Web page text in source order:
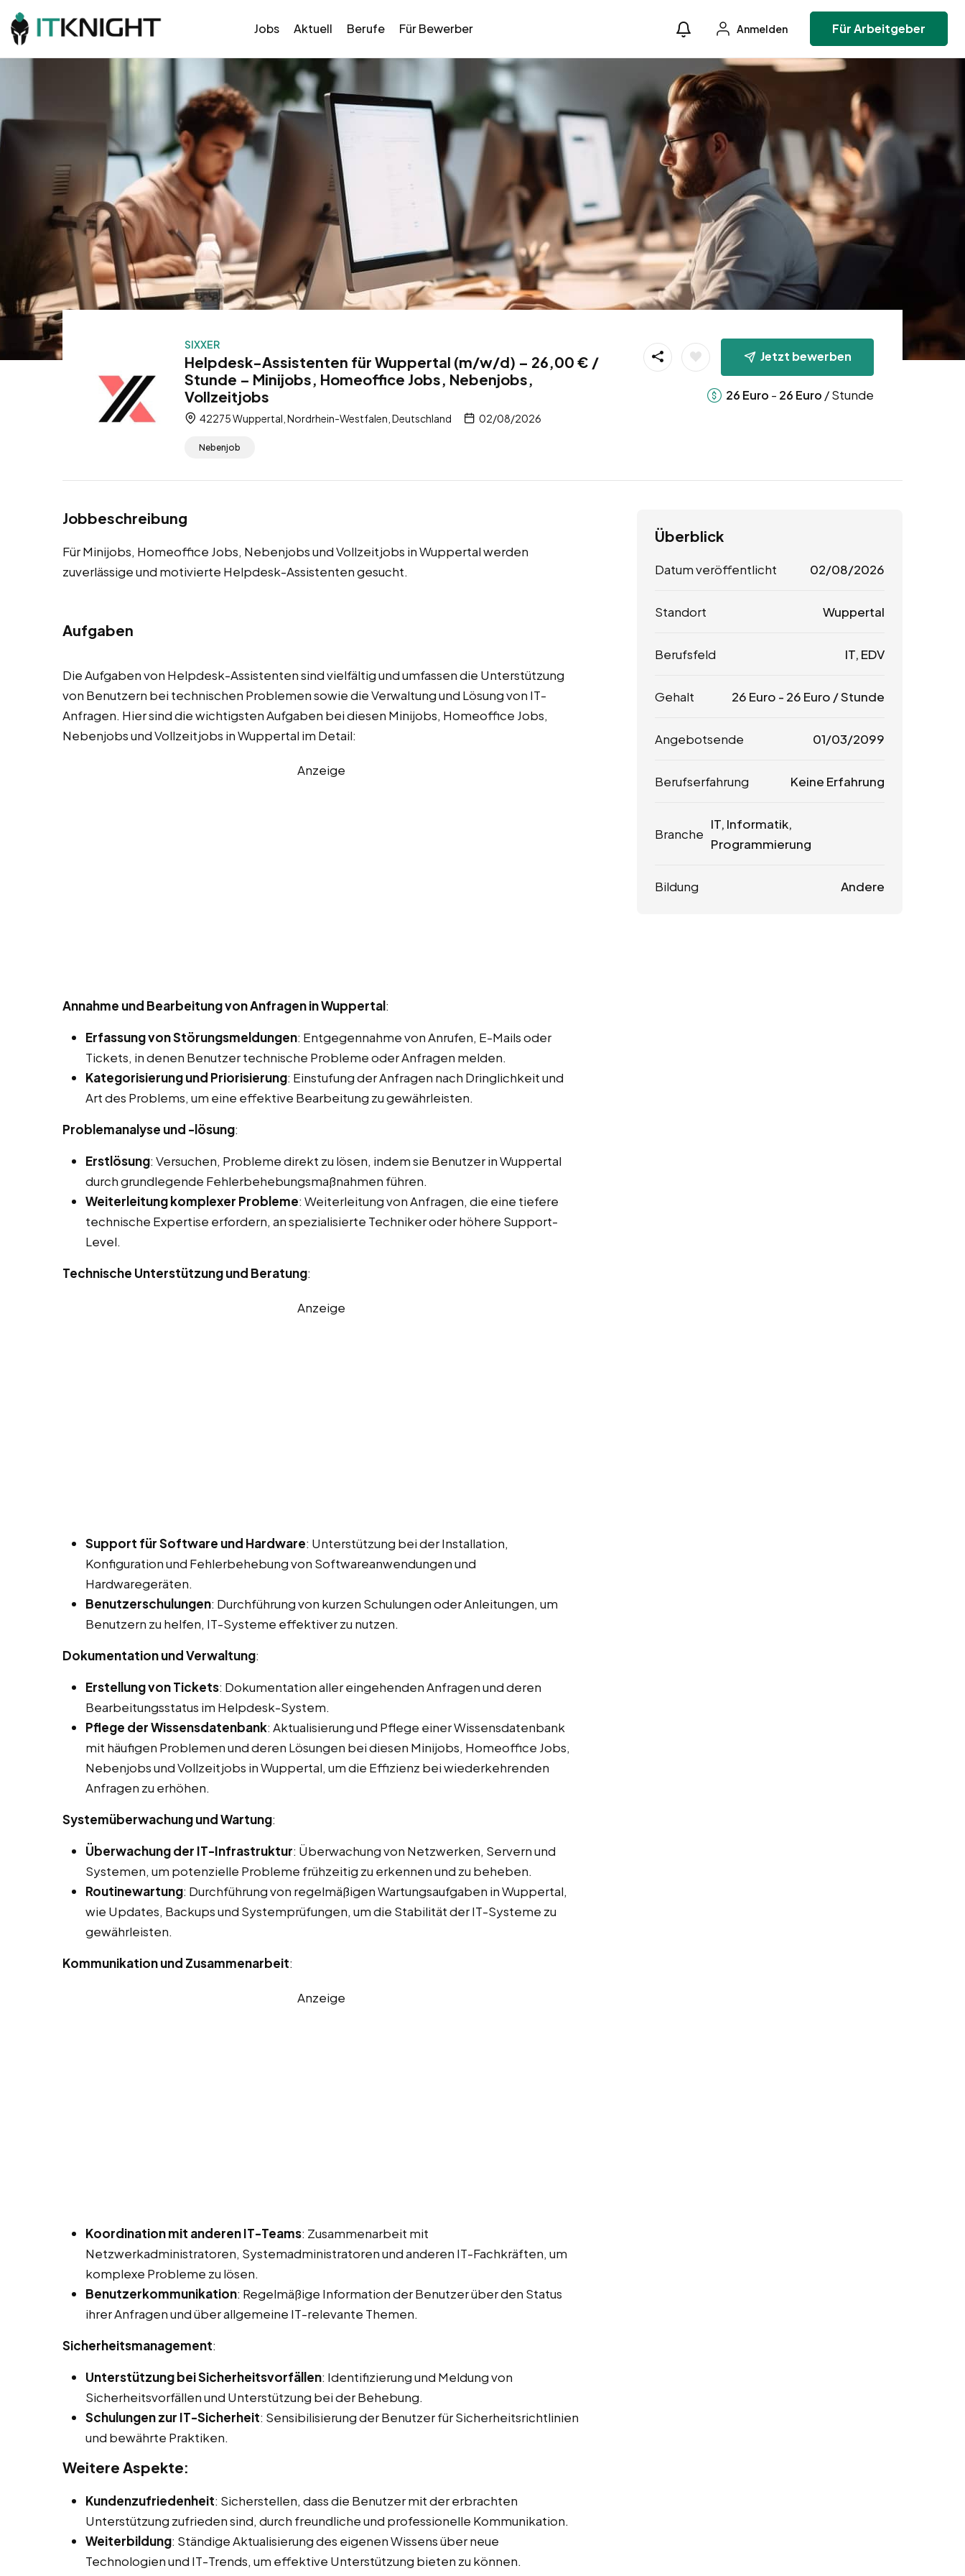
Jobs Aktuell Berufe Für Bewerber Anmelden Für Arbeitgeber
SIXXER
Helpdesk-Assistenten für Wuppertal (m/w/d) – 26,00 € /
Stunde – Minijobs, Homeoffice Jobs, Nebenjobs,
Vollzeitjobs
42275 Wuppertal, Nordrhein-Westfalen, Deutschland 02/08/2026
Nebenjob
Jetzt bewerben
26 Euro - 26 Euro / Stunde
Jobbeschreibung
Für Minijobs, Homeoffice Jobs, Nebenjobs und Vollzeitjobs in Wuppertal werden
zuverlässige und motivierte Helpdesk-Assistenten gesucht.
Aufgaben
Die Aufgaben von Helpdesk-Assistenten sind vielfältig und umfassen die Unterstützung
von Benutzern bei technischen Problemen sowie die Verwaltung und Lösung von IT-
Anfragen. Hier sind die wichtigsten Aufgaben bei diesen Minijobs, Homeoffice Jobs,
Nebenjobs und Vollzeitjobs in Wuppertal im Detail:
Anzeige
Annahme und Bearbeitung von Anfragen in Wuppertal:
Erfassung von Störungsmeldungen: Entgegennahme von Anrufen, E-Mails oder
Tickets, in denen Benutzer technische Probleme oder Anfragen melden.
Kategorisierung und Priorisierung: Einstufung der Anfragen nach Dringlichkeit und
Art des Problems, um eine effektive Bearbeitung zu gewährleisten.
Problemanalyse und -lösung:
Erstlösung: Versuchen, Probleme direkt zu lösen, indem sie Benutzer in Wuppertal
durch grundlegende Fehlerbehebungsmaßnahmen führen.
Weiterleitung komplexer Probleme: Weiterleitung von Anfragen, die eine tiefere
technische Expertise erfordern, an spezialisierte Techniker oder höhere Support-
Level.
Technische Unterstützung und Beratung:
Anzeige
Support für Software und Hardware: Unterstützung bei der Installation,
Konfiguration und Fehlerbehebung von Softwareanwendungen und
Hardwaregeräten.
Benutzerschulungen: Durchführung von kurzen Schulungen oder Anleitungen, um
Benutzern zu helfen, IT-Systeme effektiver zu nutzen.
Dokumentation und Verwaltung:
Erstellung von Tickets: Dokumentation aller eingehenden Anfragen und deren
Bearbeitungsstatus im Helpdesk-System.
Pflege der Wissensdatenbank: Aktualisierung und Pflege einer Wissensdatenbank
mit häufigen Problemen und deren Lösungen bei diesen Minijobs, Homeoffice Jobs,
Nebenjobs und Vollzeitjobs in Wuppertal, um die Effizienz bei wiederkehrenden
Anfragen zu erhöhen.
Systemüberwachung und Wartung:
Überwachung der IT-Infrastruktur: Überwachung von Netzwerken, Servern und
Systemen, um potenzielle Probleme frühzeitig zu erkennen und zu beheben.
Routinewartung: Durchführung von regelmäßigen Wartungsaufgaben in Wuppertal,
wie Updates, Backups und Systemprüfungen, um die Stabilität der IT-Systeme zu
gewährleisten.
Kommunikation und Zusammenarbeit:
Anzeige
Koordination mit anderen IT-Teams: Zusammenarbeit mit
Netzwerkadministratoren, Systemadministratoren und anderen IT-Fachkräften, um
komplexe Probleme zu lösen.
Benutzerkommunikation: Regelmäßige Information der Benutzer über den Status
ihrer Anfragen und über allgemeine IT-relevante Themen.
Sicherheitsmanagement:
Unterstützung bei Sicherheitsvorfällen: Identifizierung und Meldung von
Sicherheitsvorfällen und Unterstützung bei der Behebung.
Schulungen zur IT-Sicherheit: Sensibilisierung der Benutzer für Sicherheitsrichtlinien
und bewährte Praktiken.
Weitere Aspekte:
Kundenzufriedenheit: Sicherstellen, dass die Benutzer mit der erbrachten
Unterstützung zufrieden sind, durch freundliche und professionelle Kommunikation.
Weiterbildung: Ständige Aktualisierung des eigenen Wissens über neue
Technologien und IT-Trends, um effektive Unterstützung bieten zu können.
Überblick
Datum veröffentlicht 02/08/2026
Standort Wuppertal
Berufsfeld IT, EDV
Gehalt 26 Euro - 26 Euro / Stunde
Angebotsende 01/03/2099
Berufserfahrung Keine Erfahrung
Branche
IT, Informatik,
Programmierung
Bildung Andere